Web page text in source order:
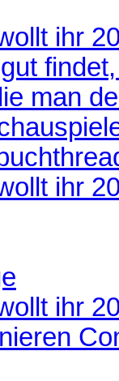
ihr
man
ihr
ihr